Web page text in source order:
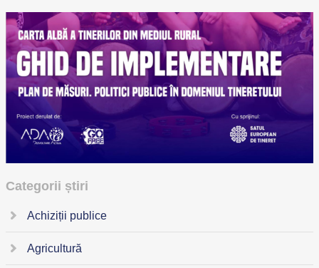
Categorii știri
Achiziții publice
Agricultură